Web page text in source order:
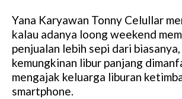
Yana Karyawan Tonny Celullar
kalau adanya loong weekend
penjualan lebih sepi dari
kemungkinan libur panjang
mengajak keluarga liburan
smartphone.